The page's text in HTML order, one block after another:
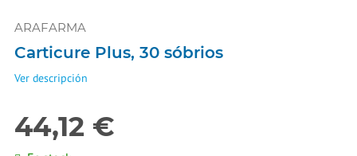
ARAFARMA
Carticure Plus, 30 sóbrios
Ver descripción
44,12 €